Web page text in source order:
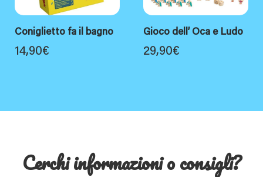
Coniglietto fa il bagno
14,90€
Gioco dell’ Oca e Ludo
29,90€
Cerchi informazioni o consigli?